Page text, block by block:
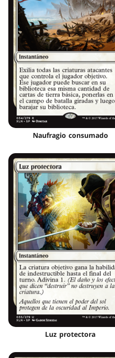
Naufragio consumado
Luz protectora